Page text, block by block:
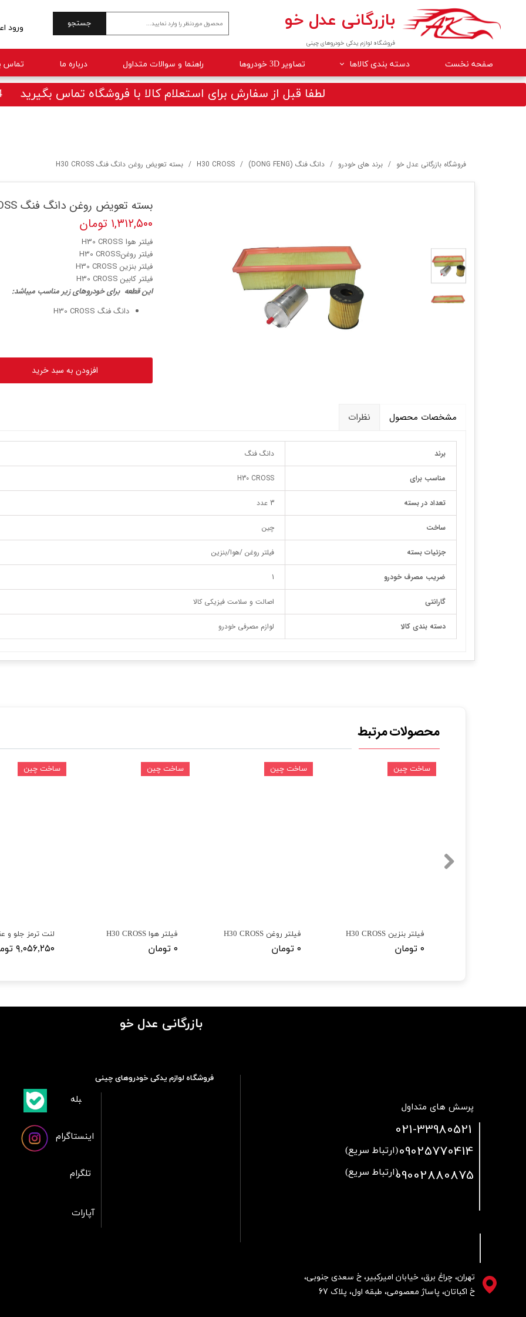
فروشگاه لوازم یدکی خودروهای چینی
بازرگانی عدل خو جستجو
صفحه نخست دسته بندی کالاها
برقی
کلاچ و ترمز
لوازم مصرفی خودرو
قالپاق، رینگ و لاستیک
اکسسوری, لوازم جانبی ,تزِیینات
تصاویر 3D خودروها راهنما و سوالات متداول درباره ما تماس
ورود
فروشگاه بازرگانی عدل خو برند های خودرو دانگ فنگ (DONG FENG) H30 CROSS بسته تعویض روغن دانگ فنگ H30 CROSS
بسته تعویض روغن دانگ فنگ H30 CROSS
۱,۳۱۲,۵۰۰ تومان
فیلتر هوا H30 CROSS
فیلتر روغنH30 CROSS
فیلتر بنزین H30 CROSS
فیلتر کابین H30 CROSS
این قطعه برای خودروهای زیر مناسب میباشد:
دانگ فنگ H30 CROSS
افزودن به سبد خرید
مشخصات محصول نظرات
برند دانگ فنگ
مناسب برای H30 CROSS
تعداد در بسته 3 عدد
ساخت چین
جزئیات بسته فیلتر روغن /هوا/بنزین
ضریب مصرف خودرو 1
گارانتی اصالت و سلامت فیزیکی کالا
دسته بندی کالا لوازم مصرفی خودرو
لطفا قبل از سفارش برای استعلام کالا با فروشگاه تماس بگیرید 09025770414
محصولات مرتبط
۹,۰۵۶,۲۵۰ تومان
ساخت چین
فیلتر هوا H30 CROSS
۰ تومان
ساخت چین
فیلتر روغن H30 CROSS
۰ تومان
ساخت چین
فیلتر بنزین H30 CROSS
۰ تومان
ساخت چین
تهران، چراغ برق، خیابان امیرکبیر، خ سعدی جنوبی،
خ اکباتان، پاساژ معصومی، طبقه اول، پلاک 67
پرسش های متداول
021-33980521
09025770414(ارتباط سریع)
09002880875(ارتباط سریع)
بازرگانی عدل خو
فروشگاه لوازم یدکی خودروهای چینی
آپارات
تلگرام
اینستاگرام
​بلبله​​​​​​​بله